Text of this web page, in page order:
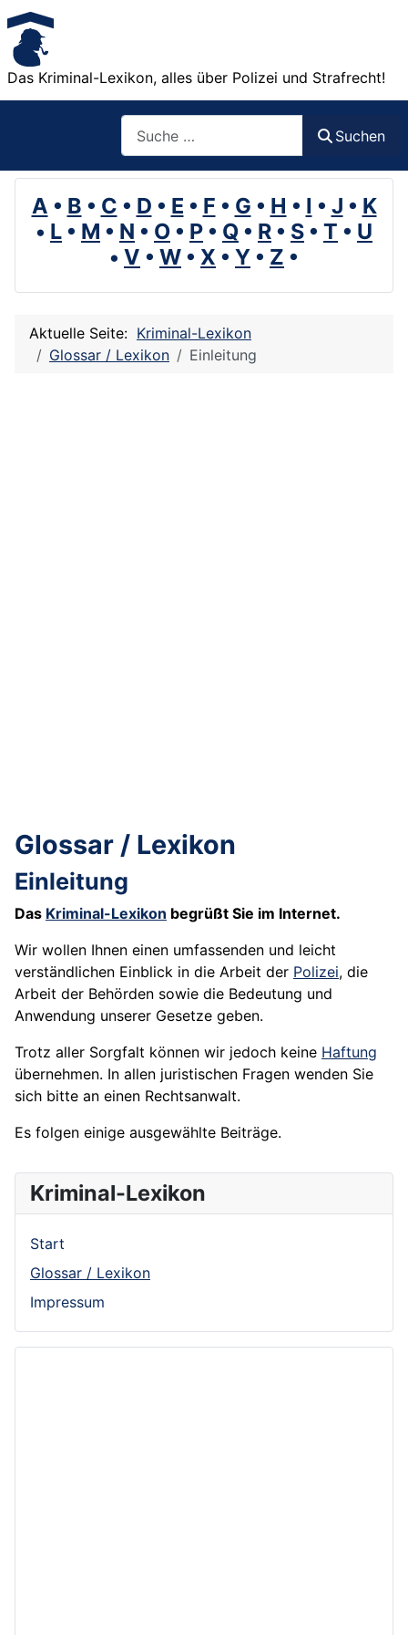
Das Kriminal-Lexikon, alles über Polizei und Strafrecht!
Suchen
A • B • C • D • E • F • G • H • I • J • K
• L • M • N • O • P • Q • R • S • T • U
• V • W • X • Y • Z •
Aktuelle Seite: Kriminal-Lexikon
Glossar / Lexikon
Einleitung
Glossar / Lexikon
Einleitung
Das Kriminal-Lexikon begrüßt Sie im Internet.
Wir wollen Ihnen einen umfassenden und leicht
verständlichen Einblick in die Arbeit der Polizei, die
Arbeit der Behörden sowie die Bedeutung und
Anwendung unserer Gesetze geben.
Trotz aller Sorgfalt können wir jedoch keine Haftung
übernehmen. In allen juristischen Fragen wenden Sie
sich bitte an einen Rechtsanwalt.
Es folgen einige ausgewählte Beiträge.
Kriminal-Lexikon
Start
Glossar / Lexikon
Impressum